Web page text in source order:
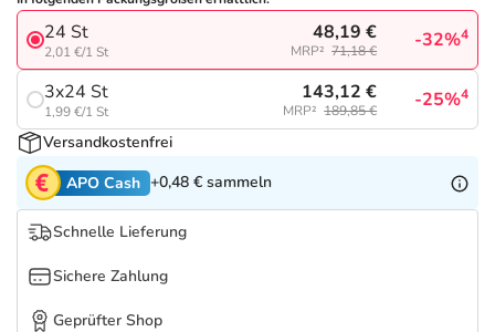
Tierapotheke
Vitamine & Mineralstoffe
Marken
Salus Deals
24 St
2,01 €/1 St
48,19 €
MRP² 71,18 € -32%4
3x24 St
1,99 €/1 St
143,12 €
MRP² 189,85 € -25%4
Versandkostenfrei
APO Cash +0,48 € sammeln
Schnelle Lieferung
Sichere Zahlung
Geprüfter Shop